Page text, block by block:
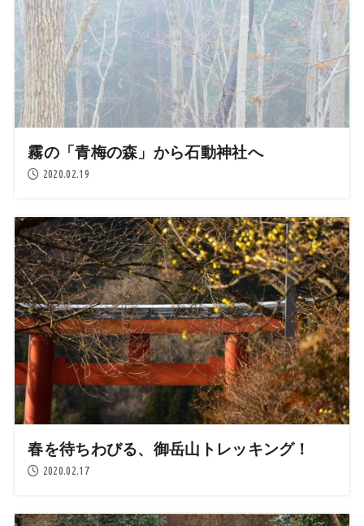
霧の「青梅の森」から石動神社へ
2020.02.19
春を待ちわびる、御岳山トレッキング！
2020.02.17